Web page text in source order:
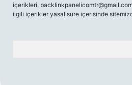
içerikleri,
ilgili içerikler yasal süre içerisinde